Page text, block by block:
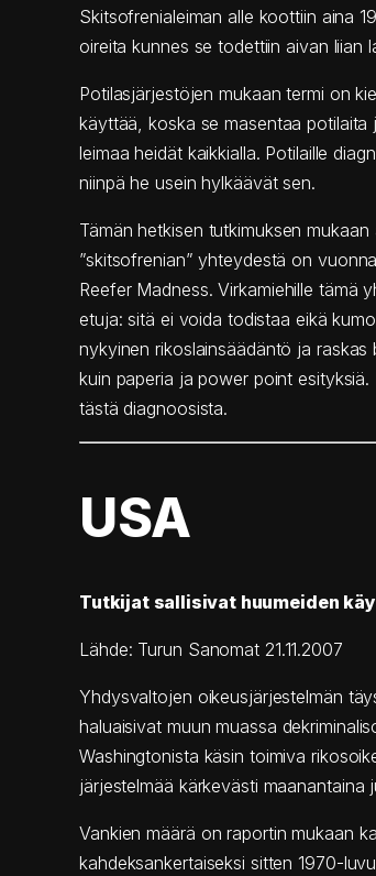
Skitsofrenialeiman alle koottiin aina
oireita kunnes se todettiin aivan liian
Potilasjärjestöjen mukaan termi on
käyttää, koska se masentaa potilaita
leimaa heidät kaikkialla. Potilaille
niinpä he usein hylkäävät sen.
Tämän hetkisen tutkimuksen
”skitsofrenian” yhteydestä on
Reefer Madness. Virkamiehille tämä
etuja: sitä ei voida todistaa eikä
nykyinen rikoslainsäädäntö ja
kuin paperia ja power point
tästä diagnoosista.
USA
Tutkijat sallisivat huumeiden
Lähde: Turun Sanomat 21.11.2007
Yhdysvaltojen oikeusjärjestelmän
haluaisivat muun muassa
Washingtonista käsin toimiva
järjestelmää kärkevästi maanantaina
Vankien määrä on raportin mukaan
kahdeksankertaiseksi sitten 1970-